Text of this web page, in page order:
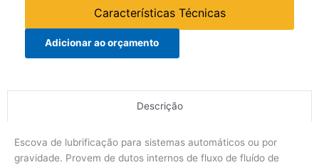
Características Técnicas
Adicionar ao orçamento
Descrição
Escova de lubrificação para sistemas automáticos ou por
gravidade. Provem de dutos internos de fluxo de fluído de